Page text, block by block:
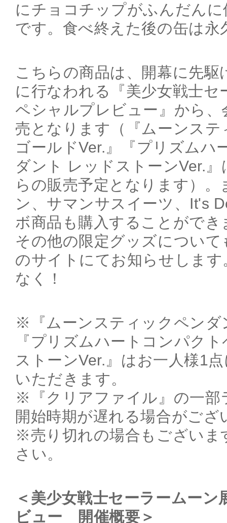
にチョコチップがふんだん
です。食べ終えた後の缶は永
こちらの商品は、開幕に先駆
に行なわれる『美少女戦士セ
ペシャルプレビュー』から
売となります（『ムーンス
ゴールドVer.』『プリズムハ
ダント レッドストーンVer.
らの販売予定となります）
ン、サマンサスイーツ、It's
ボ商品も購入することができ
その他の限定グッズについ
のサイトにてお知らせしま
なく！
※『ムーンスティックペンダ
『プリズムハートコンパク
ストーンVer.』はお一人様1
いただきます。
※『クリアファイル』の一部
開始時期が遅れる場合がござ
※売り切れの場合もございま
さい。
＜美少女戦士セーラームー
ビュー 開催概要＞